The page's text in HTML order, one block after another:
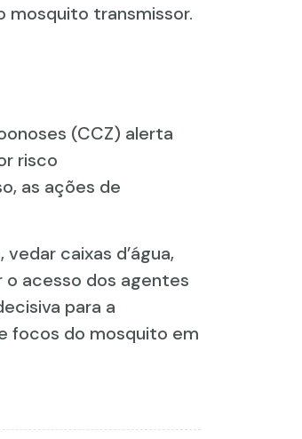
mosquito transmissor.
(CCZ) alerta
risco
as ações de
caixas d’água,
acesso dos agentes
para a
focos do mosquito em